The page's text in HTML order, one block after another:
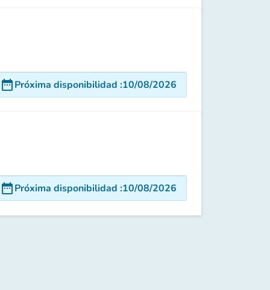
date_rangePróxima disponibilidad :10/08/2026
date_rangePróxima disponibilidad :10/08/2026